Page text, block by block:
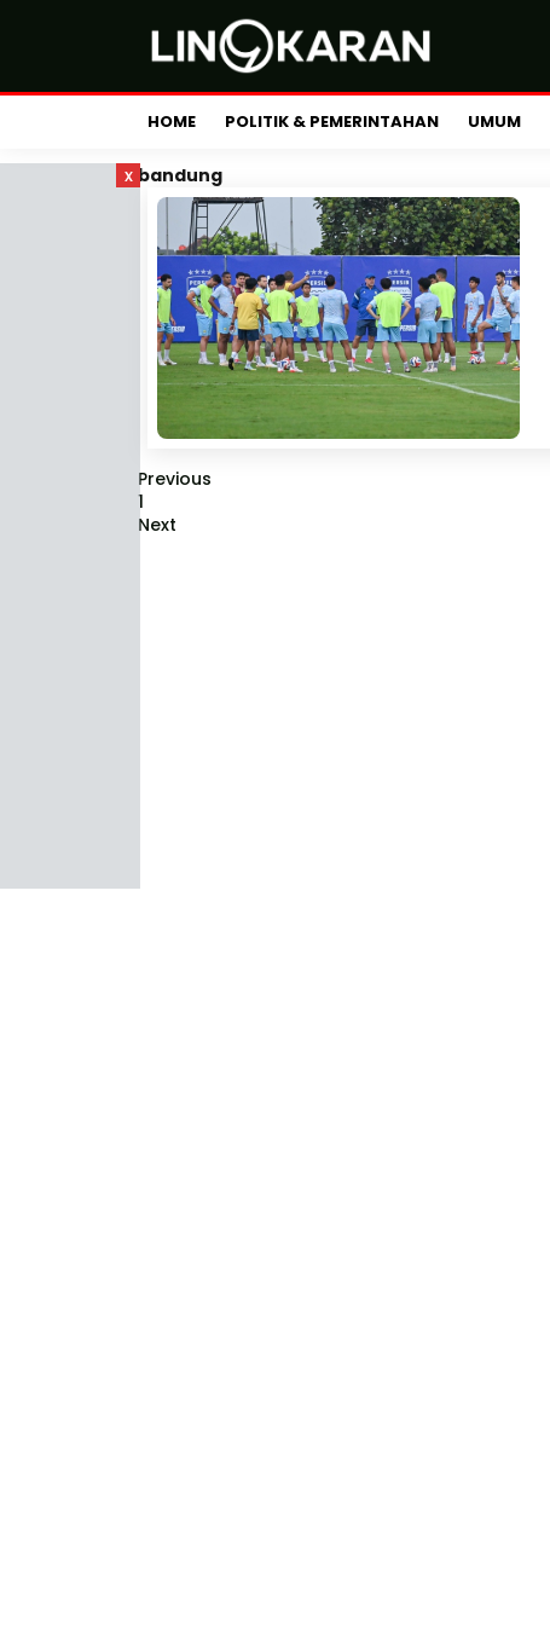
HOME POLITIK & PEMERINTAHAN UMUM
x bandung
Previous
1
Next